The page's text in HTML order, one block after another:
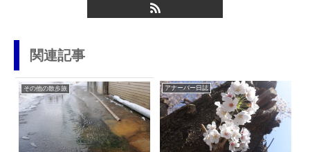
関連記事
その他の散歩旅 アナーバー日誌